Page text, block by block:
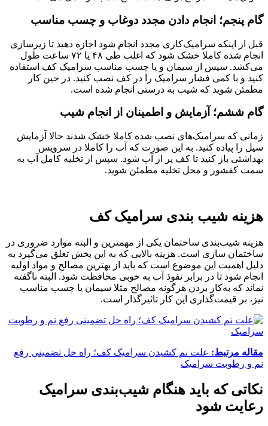
گام پنجم؛ انجام دادن مجدد دوغاب و چسب مناسب
قبل از اینکه سرامیک‌کاری مجدد انجام شود اجازه دهید تا زیرسازی
انجام شده کاملا خشک شود که اغلب طی ۴۸ یا ۷۲ ساعت طول
می‌کشد. سپس از سیمان و یا چسب مناسب سرامیک کف استفاده
کنید و با کمی فشار سرامیک را در کف نصب کنید. در حین کار
مطمئن شوید که شیب به درستی انجام شده است.
گام ششم؛ آزمایش و اطمینان از انجام شیب
زمانی که سرامیک‌های نصب شده کاملا خشک شدند حالا آزمایش
سیل را پیاده کنید. به این صورت که آب را کاملا در سرویس
بهداشتی باز کنید تا کف پر از آب شود. سپس از تخلیه کامل آب به
سمت کفشور و محل تخلیه مطمئن شوید.
هزینه شیب بندی سرامیک کف
هزینه شیب‌بندی ساختمان یکی از مهمترین و البته موارد ضروری در
ساختمان سازی است. هزینه بالایی که به این بخش تعلق می‌گیرد به
دلیل اهمیت این موضوع است که باید از بهترین مصالح و مواد اولیه
انجام شود تا در برابر نفوذ آب به خوبی محافظت شود. البته ناگفته
نماند که به‌کار بردن هرگونه مصالح مثلا سیمان یا چسب مناسب
نیز، بر قیمت‌گذاری این کار تاثیرگذار است.
مقاله مرتبط: علت نم کشیدن سرامیک کف؛ راه حل تضمینی رفع
نم و رطوبت سرامیک
نکاتی که باید هنگام شیب‌بندی سرامیک
رعایت شود